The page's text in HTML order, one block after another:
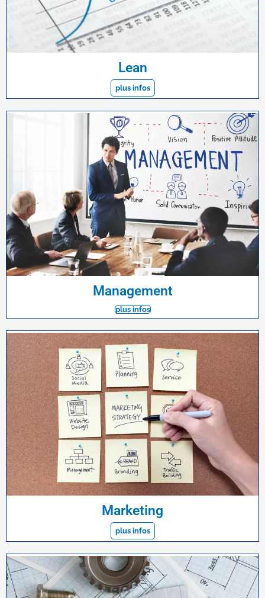
Lean
plus infos
Management
plus infos
Marketing
plus infos